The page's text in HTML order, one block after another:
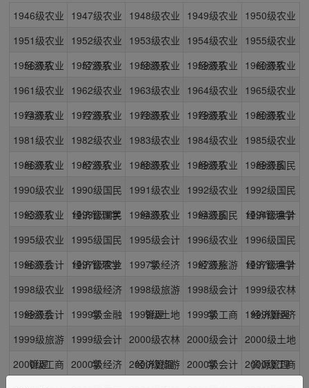
1946级农业
经济系
1947级农业
经济系
1948级农业
经济系
1949级农业
经济系
1950级农业
经济系
1951级农业
经济系
1952级农业
经济系
1953级农业
经济系
1954级农业
经济系
1955级农业
经济系
1956级农业
经济系
1957级农业
经济系
1958级农业
经济系
1959级农业
经济系
1960级农业
经济系
1961级农业
经济系
1962级农业
经济系
1963级农业
经济系
1964级农业
经济系
1965级农业
经济系
1974级农业
经济系
1977级农业
经济系
1978级农业
经济系
1979级农业
经济系
1980级农业
经济系
1981级农业
经济系
1982级农业
经济系
1983级农业
经济系
1984级农业
经济系
1985级农业
经济系
1986级农业
经济系
1987级农业
经济系
1988级农业
经济系
1989级农业
经济系
1989级国民
经济管理学
1990级农业
经济系
1990级国民
经济管理学
1991级农业
经济系
1992级农业
经济系
1992级国民
经济管理学
1993级农业
经济系
1993级国民
经济管理学
1994级农业
经济系
1994级国民
经济管理学
1994级会计
学
1995级农业
经济系
1995级国民
经济管理学
1995级会计
学
1996级农业
经济系
1996级国民
经济管理学
1996级会计
学
1997级农业
经济系
1997级经济
学
1997级旅游
管理
1997级会计
学
1998级农业
经济系
1998级经济
学
1998级旅游
管理
1998级会计
学
1999级农林
经济管理
1999级会计
学
1999级金融
学
1999级土地
管理
1999级工商
管理
1999级经济
学
1999级旅游
管理
1999级会计
学
2000级农林
经济管理
2000级会计
学
2000级土地
资源管理
2000级工商 2000级经济 2000级旅游 2000级会计 2000级工商